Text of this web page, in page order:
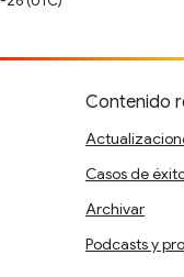
Contenido
Casos de
Archivar
Podcasts y